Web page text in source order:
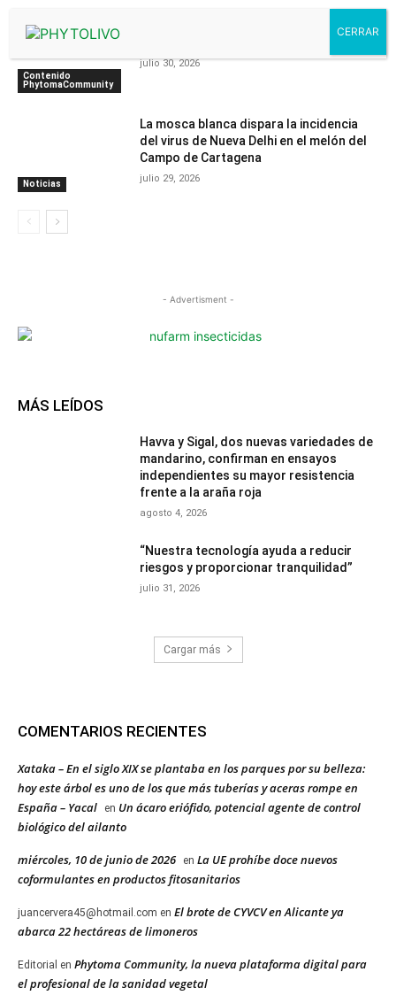
Contenido
PhytomaCommunity
Ecuador detecta la Xylella en cultivos de
julio 30, 2026
Noticias
La mosca blanca dispara la incidencia
del virus de Nueva Delhi en el melón del
Campo de Cartagena
julio 29, 2026
- Advertisment -
MÁS LEÍDOS
Havva y Sigal, dos nuevas variedades de
mandarino, confirman en ensayos
independientes su mayor resistencia
frente a la araña roja
agosto 4, 2026
“Nuestra tecnología ayuda a reducir
riesgos y proporcionar tranquilidad”
julio 31, 2026
Cargar más
COMENTARIOS RECIENTES
Xataka – En el siglo XIX se plantaba en los parques por su belleza:
hoy este árbol es uno de los que más tuberías y aceras rompe en
España – Yacal
en Un ácaro eriófido, potencial agente de control
biológico del ailanto
miércoles, 10 de junio de 2026 en La UE prohíbe doce nuevos
coformulantes en productos fitosanitarios
juancervera45@hotmail.com en El brote de CYVCV en Alicante ya
abarca 22 hectáreas de limoneros
Editorial en Phytoma Community, la nueva plataforma digital para
el profesional de la sanidad vegetal